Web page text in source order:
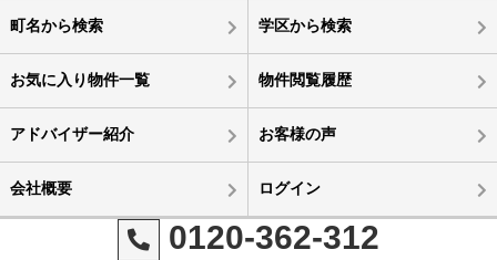
町名から検索 学区から検索
お気に入り物件一覧 物件閲覧履歴
アドバイザー紹介 お客様の声
会社概要 ログイン
0120-362-312